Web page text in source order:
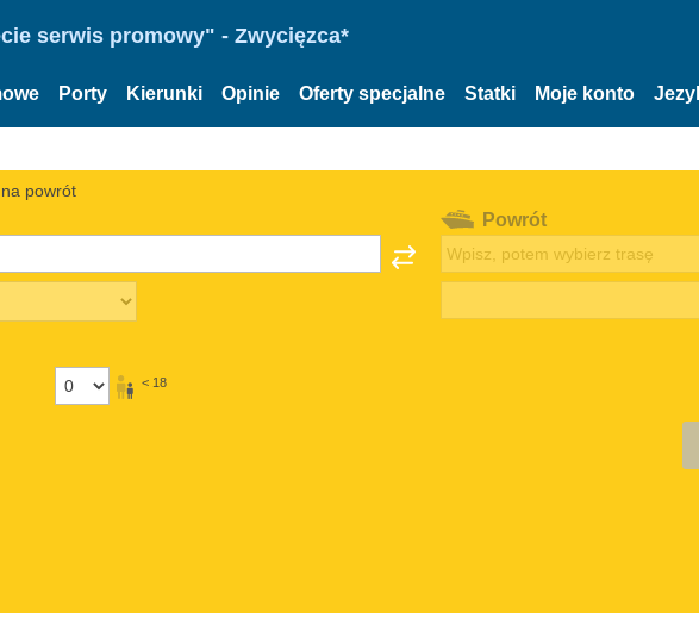
serwis promowy" - Zwycięzca*
Porty Kierunki Opinie Oferty specjalne Statki Moje konto
powrót
< 18
Powrót